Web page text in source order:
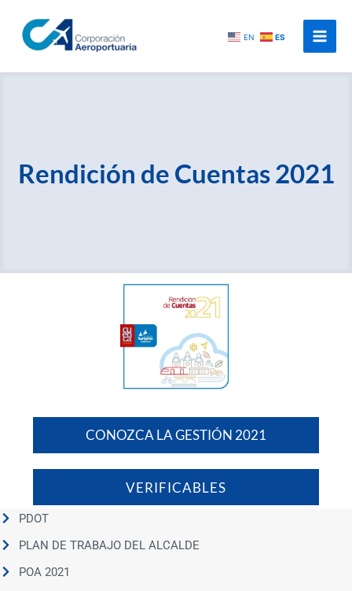
contenido
EN ES
Rendición de Cuentas 2021
CONOZCA LA GESTIÓN 2021
VERIFICABLES
PDOT
PLAN DE TRABAJO DEL ALCALDE
POA 2021